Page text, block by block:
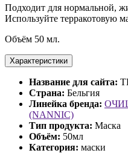
Подходит для нормальной,
Используйте терракотовую
Объём 50 мл.
Характеристики
Название для сайта:
Страна: Бельгия
Линейка бренда:
(NANNIC)
Тип продукта: Маска
Объём: 50мл
Категория: маски